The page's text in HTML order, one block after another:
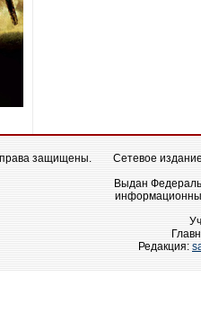
защищены.
Сетевое
Выдан
Редакция: